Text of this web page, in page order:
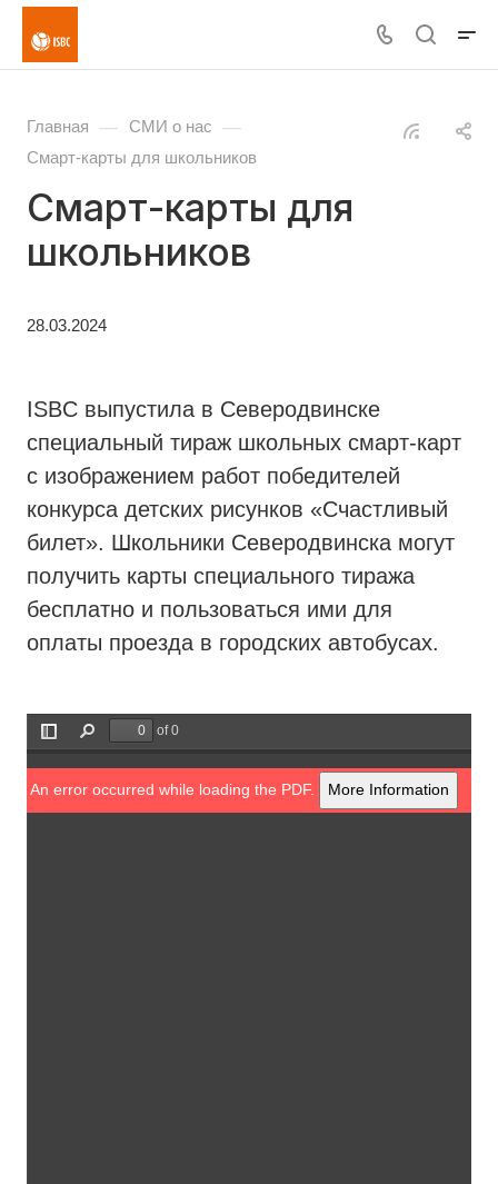
Главная — СМИ о нас —
Смарт-карты для школьников
Смарт-карты для
школьников
28.03.2024
ISBC выпустила в Северодвинске
специальный тираж школьных смарт-карт
с изображением работ победителей
конкурса детских рисунков «Счастливый
билет». Школьники Северодвинска могут
получить карты специального тиража
бесплатно и пользоваться ими для
оплаты проезда в городских автобусах.
Toggle
Find
of 0
An error occurred while loading the PDF. More Information